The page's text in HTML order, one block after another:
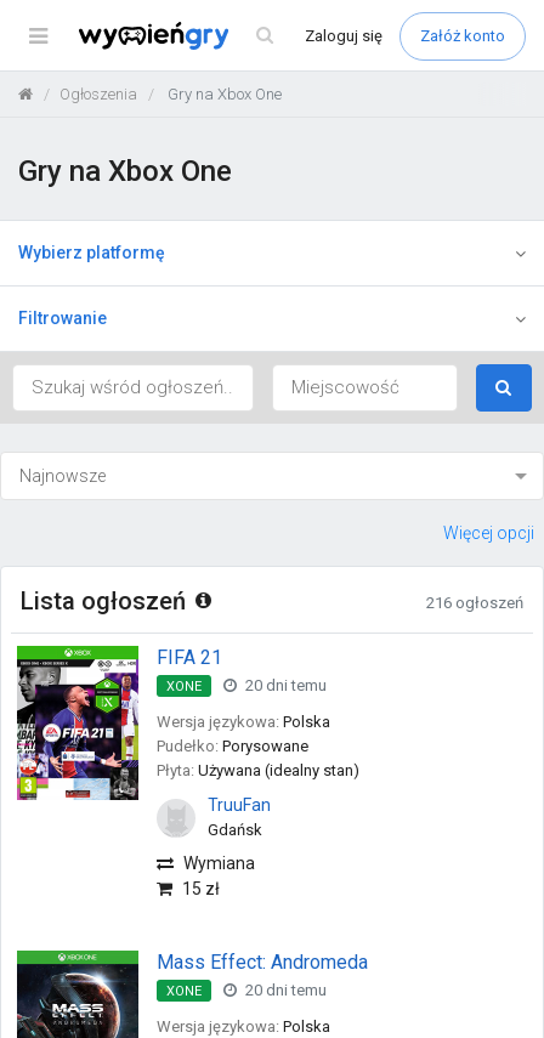
Menu Zaloguj się Załóż konto
Ogłoszenia Gry na Xbox One
Gry na Xbox One
Wybierz platformę
Filtrowanie
Więcej opcji
Lista ogłoszeń 216 ogłoszeń
FIFA 21
XONE
20 dni temu
Wersja językowa: Polska
Pudełko: Porysowane
Płyta: Używana (idealny stan)
TruuFan
Gdańsk
Wymiana
15 zł
Mass Effect: Andromeda
XONE
20 dni temu
Wersja językowa: Polska